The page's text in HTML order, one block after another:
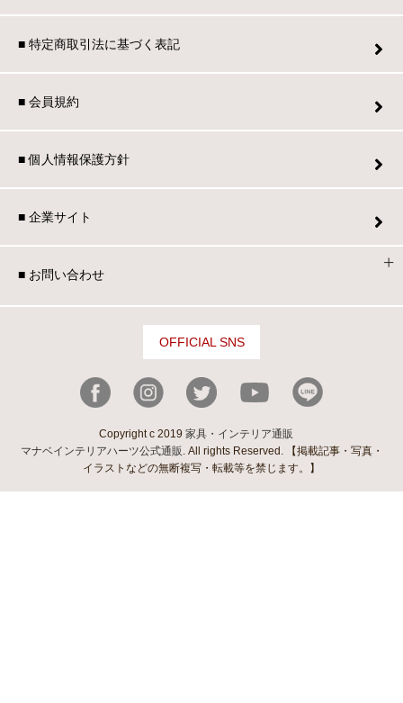
■ 特定商取引法に基づく表記
■ 会員規約
■ 個人情報保護方針
■ 企業サイト
■ お問い合わせ
OFFICIAL SNS
Copyright c 2019 家具・インテリア通販
マナベインテリアハーツ公式通販 . All rights Reserved. 【掲載記事・写真・
イラストなどの無断複写・転載等を禁じます。】